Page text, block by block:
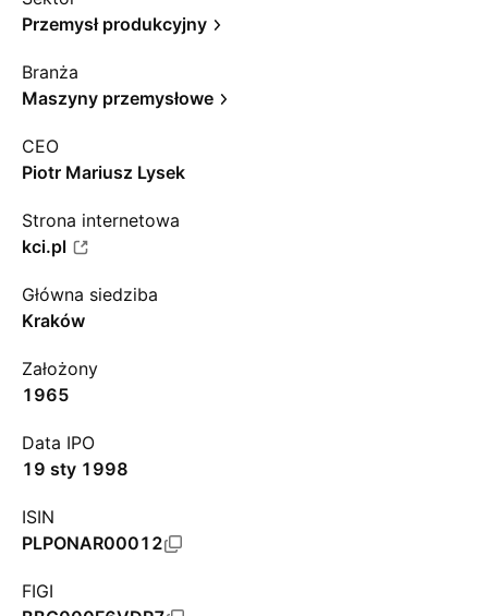
Przemysł produkcyjny
Branża
Maszyny przemysłowe
CEO
Piotr Mariusz Lysek
Strona internetowa
kci.pl
Główna siedziba
Kraków
Założony
1965
Data IPO
19 sty 1998
ISIN
PLPONAR00012
FIGI